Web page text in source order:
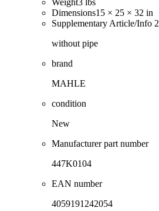
Weight3 lbs
Dimensions15 × 25 × 32 in
Supplementary Article/Info 2
without pipe
brand
MAHLE
condition
New
Manufacturer part number
447K0104
EAN number
4059191242054